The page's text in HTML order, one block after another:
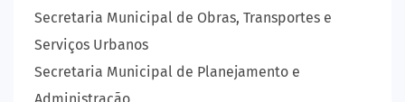
Secretaria Municipal de Obras, Transportes e
Serviços Urbanos
Secretaria Municipal de Planejamento e